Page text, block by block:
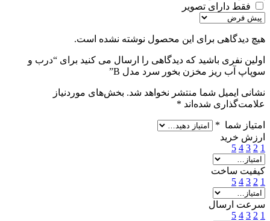
فقط دارای تصویر
هیچ دیدگاهی برای این محصول نوشته نشده است.
اولین نفری باشید که دیدگاهی را ارسال می کنید برای “درب و
سوپاپ آب ریز مخزن بخور سرد مدل B”
نشانی ایمیل شما منتشر نخواهد شد. بخش‌های موردنیاز
علامت‌گذاری شده‌اند *
امتیاز شما *
ارزش خرید
1
2
3
4
5
کیفیت ساخت
1
2
3
4
5
سرعت ارسال
1
2
3
4
5